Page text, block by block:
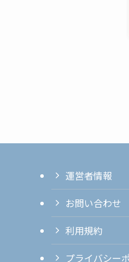
運営者情報
お問い合わせ
利用規約
プライバシー